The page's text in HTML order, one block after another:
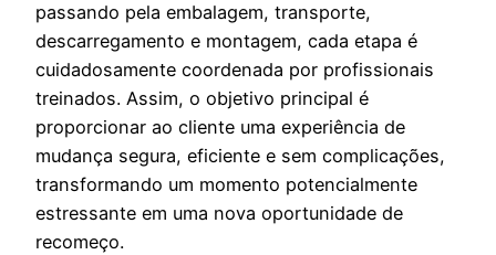
passando pela embalagem, transporte,
descarregamento e montagem, cada etapa é
cuidadosamente coordenada por profissionais
treinados. Assim, o objetivo principal é
proporcionar ao cliente uma experiência de
mudança segura, eficiente e sem complicações,
transformando um momento potencialmente
estressante em uma nova oportunidade de
recomeço.